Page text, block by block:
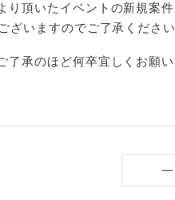
り頂いたイベントの新規案
ざいますのでご了承ください
承のほど何卒宜しくお願い